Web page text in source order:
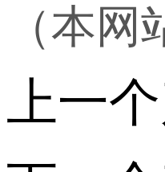
（本
上一